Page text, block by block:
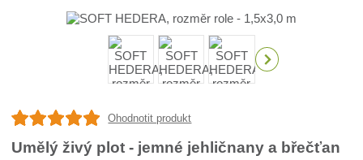
Ohodnotit produkt
Umělý živý plot - jemné jehličnany a břečťan